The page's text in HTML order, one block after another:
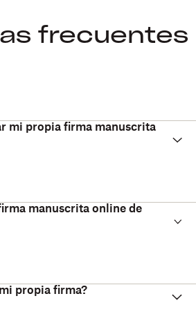
frecuentes
mi propia firma manuscrita
manuscrita online de
propia firma?